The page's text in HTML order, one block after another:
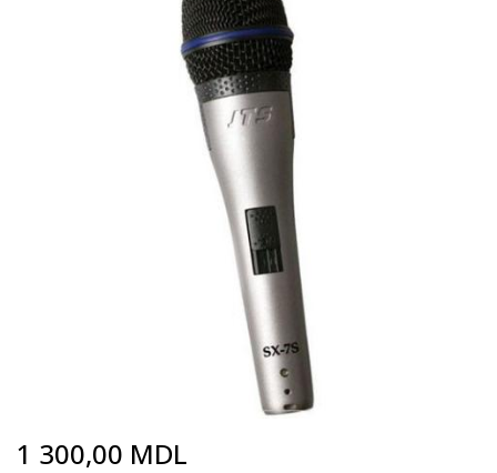
to
1 300,00 MDL